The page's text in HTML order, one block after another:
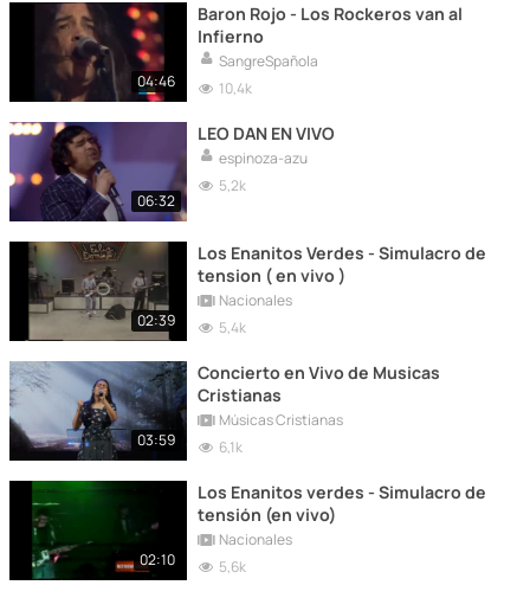
04:46
Baron Rojo - Los Rockeros van al
Infierno
SangreSpañola
10,4k
06:32
LEO DAN EN VIVO
espinoza-azu
5,2k
02:39
Los Enanitos Verdes - Simulacro de
tension ( en vivo )
Nacionales
5,4k
03:59
Concierto en Vivo de Musicas
Cristianas
Músicas Cristianas
6,1k
02:10
Los Enanitos verdes - Simulacro de
tensión (en vivo)
Nacionales
5,6k